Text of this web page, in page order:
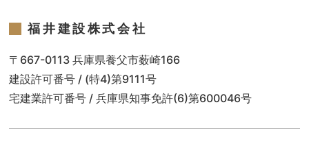
福井建設株式会社
〒667-0113 兵庫県養父市薮崎166
建設許可番号 / (特4)第9111号
宅建業許可番号 / 兵庫県知事免許(6)第600046号